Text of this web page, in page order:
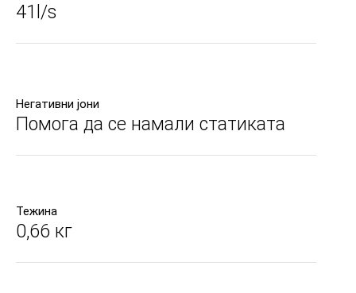
41l/s
Негативни јони
Помога да се намали статиката
Тежина
0,66 кг